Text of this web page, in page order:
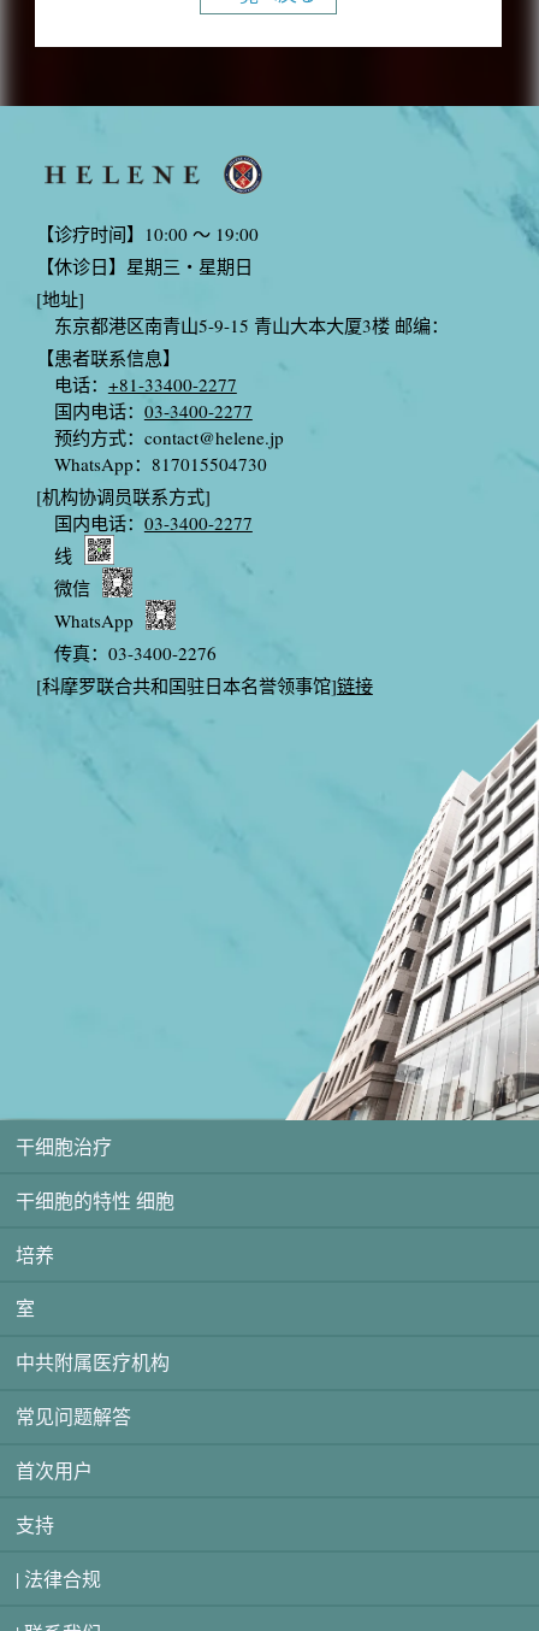
【诊疗时间】10:00 〜 19:00
【休诊日】星期三・星期日
[地址]
东京都港区南青山5-9-15 青山大本大厦3楼 邮编：
【患者联系信息】
电话： +81-33400-2277
国内电话： 03-3400-2277
预约方式： contact@helene.jp
WhatsApp：817015504730
[机构协调员联系方式]
国内电话： 03-3400-2277
线
微信
WhatsApp
传真：03-3400-2276
[科摩罗联合共和国驻日本名誉领事馆]链接
干细胞治疗
干细胞的特性 细胞
培养
室
中共附属医疗机构
常见问题解答
首次用户
支持
| 法律合规